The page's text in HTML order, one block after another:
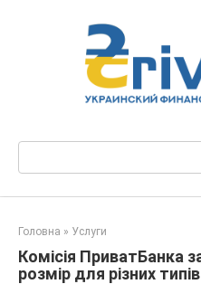
Пошук:
Головна » Услуги
Комісія ПриватБанка
розмір для різних